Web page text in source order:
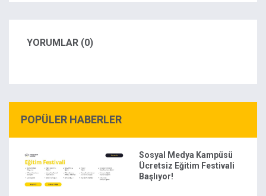
YORUMLAR (0)
POPÜLER HABERLER
Sosyal Medya Kampüsü
Ücretsiz Eğitim Festivali
Başlıyor!